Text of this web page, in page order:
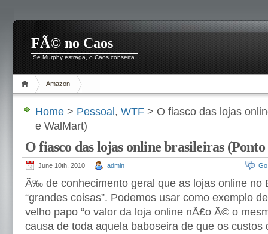
FÃ© no Caos
Se Murphy estraga, o Caos conserta.
Amazon
Home > Pessoal , WTF > O fiasco das lojas
e WalMart)
O fiasco das lojas online brasileiras
June 10th, 2010 admin
Ã‰ de conhecimento geral que as lojas online no
“grandes coisas”. Podemos usar como exemplo
velho papo “o valor da loja online nÃ£o Ã© o
causa de toda aquela baboseira de que os custos